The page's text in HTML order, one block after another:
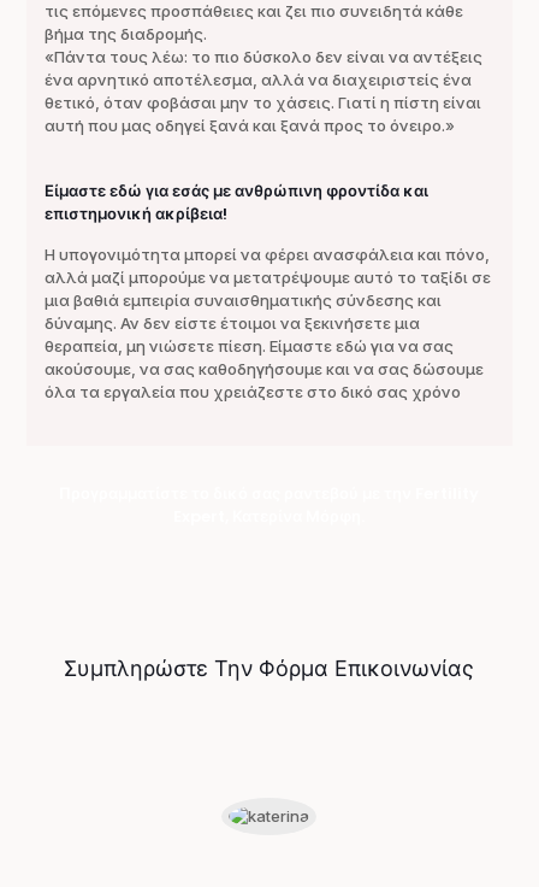
τις επόμενες προσπάθειες και ζει πιο συνειδητά κάθε
βήμα της διαδρομής.
«Πάντα τους λέω: το πιο δύσκολο δεν είναι να αντέξεις
ένα αρνητικό αποτέλεσμα, αλλά να διαχειριστείς ένα
θετικό, όταν φοβάσαι μην το χάσεις. Γιατί η πίστη είναι
αυτή που μας οδηγεί ξανά και ξανά προς το όνειρο.»
Είμαστε εδώ για εσάς με ανθρώπινη φροντίδα και
επιστημονική ακρίβεια!
Η υπογονιμότητα μπορεί να φέρει ανασφάλεια και πόνο,
αλλά μαζί μπορούμε να μετατρέψουμε αυτό το ταξίδι σε
μια βαθιά εμπειρία συναισθηματικής σύνδεσης και
δύναμης. Αν δεν είστε έτοιμοι να ξεκινήσετε μια
θεραπεία, μη νιώσετε πίεση. Είμαστε εδώ για να σας
ακούσουμε, να σας καθοδηγήσουμε και να σας δώσουμε
όλα τα εργαλεία που χρειάζεστε στο δικό σας χρόνο
Συμπληρώστε Την Φόρμα Επικοινωνίας